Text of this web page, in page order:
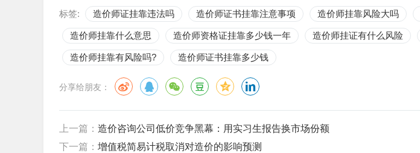
标签: 造价师证挂靠违法吗 造价师证书挂靠注意事项 造价师挂靠风险大吗
造价师挂靠什么意思 造价师资格证挂靠多少钱一年 造价师挂证有什么风险
造价师挂靠有风险吗? 造价师证书挂靠多少钱
分享给朋友：
上一篇： 造价咨询公司低价竞争黑幕：用实习生报告换市场份额
下一篇： 增值税简易计税取消对造价的影响预测